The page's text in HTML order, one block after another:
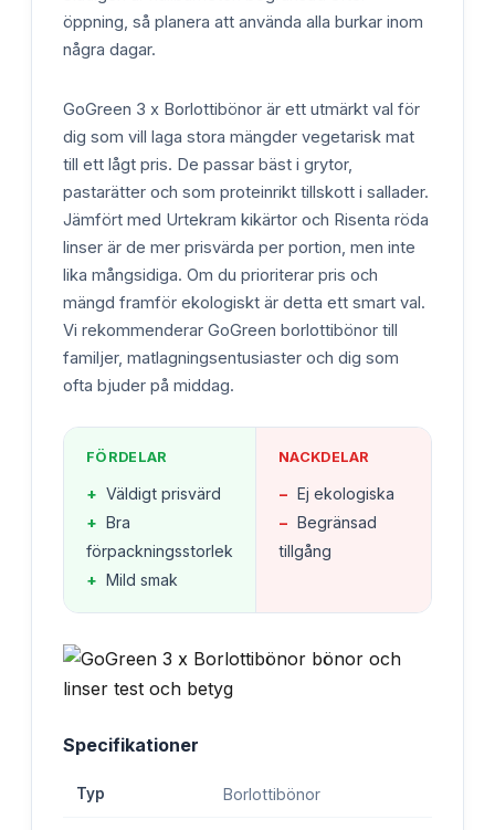
öppning, så planera att använda alla burkar inom
några dagar.
GoGreen 3 x Borlottibönor är ett utmärkt val för
dig som vill laga stora mängder vegetarisk mat
till ett lågt pris. De passar bäst i grytor,
pastarätter och som proteinrikt tillskott i sallader.
Jämfört med Urtekram kikärtor och Risenta röda
linser är de mer prisvärda per portion, men inte
lika mångsidiga. Om du prioriterar pris och
mängd framför ekologiskt är detta ett smart val.
Vi rekommenderar GoGreen borlottibönor till
familjer, matlagningsentusiaster och dig som
ofta bjuder på middag.
FÖRDELAR
+ Väldigt prisvärd
+ Bra
förpackningsstorlek
+ Mild smak
NACKDELAR
− Ej ekologiska
− Begränsad
tillgång
Specifikationer
Typ Borlottibönor